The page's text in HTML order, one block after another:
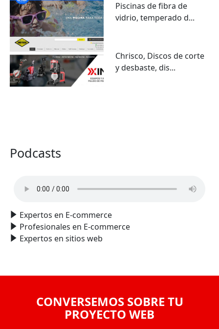
Piscinas de fibra de
vidrio, temperado d...
Chrisco, Discos de corte
y desbaste, dis...
Podcasts
Expertos en E-commerce
Profesionales en E-commerce
Expertos en sitios web
CONVERSEMOS SOBRE TU
PROYECTO WEB